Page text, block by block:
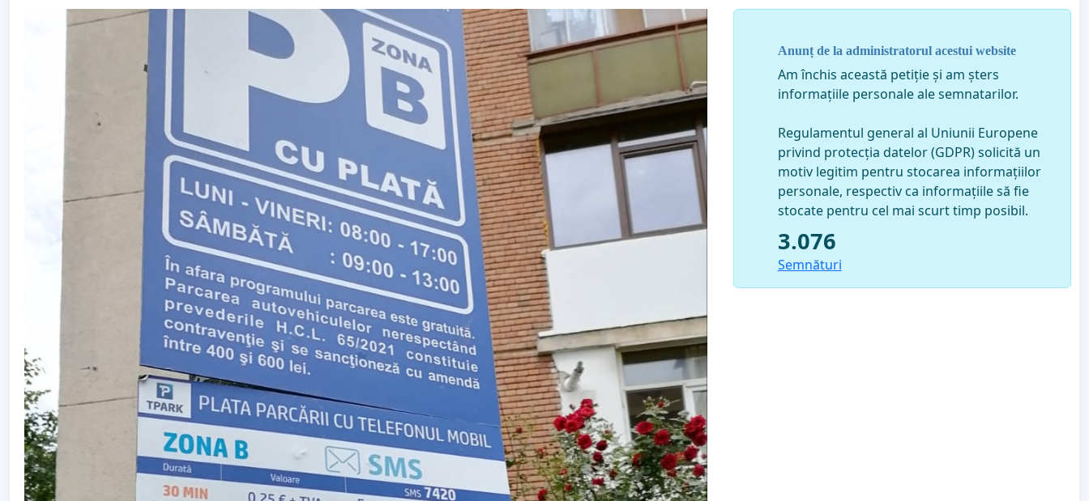
Anunț de la administratorul acestui website
Am închis această petiție și am șters
informațiile personale ale semnatarilor.
Regulamentul general al Uniunii Europene
privind protecția datelor (GDPR) solicită un
motiv legitim pentru stocarea informațiilor
personale, respectiv ca informațiile să fie
stocate pentru cel mai scurt timp posibil.
3.076
Semnături